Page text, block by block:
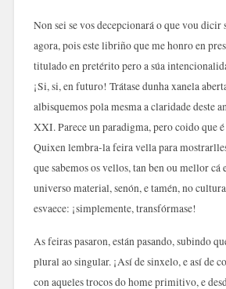
Non sei se vos decepcionará o que vou dicir
agora, pois este libriño que me honro en
titulado en pretérito pero a súa
¡Si, si, en futuro! Trátase dunha xanela
albisquemos pola mesma a claridade deste
XXI. Parece un paradigma, pero coido que
Quixen lembra-la feira vella para
que sabemos os vellos, tan ben ou mellor cá
universo material, senón, e tamén, no
esvaece: ¡simplemente, transfórmase!
As feiras pasaron, están pasando, subindo
plural ao singular. ¡Así de sinxelo, e así de
con aqueles trocos do home primitivo, e